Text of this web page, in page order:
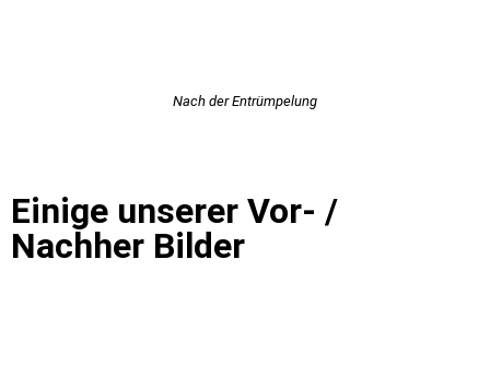
Nach der Entrümpelung
Einige unserer Vor- /
Nachher Bilder